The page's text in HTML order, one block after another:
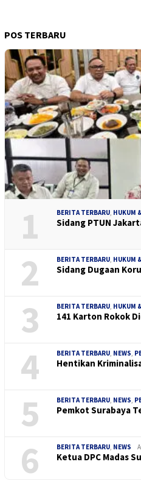
POS TERBARU
1 BERITA TERBARU, HUKUM
Sidang PTUN
2 BERITA TERBARU, HUKUM
Sidang Dugaan
3 BERITA TERBARU, HUKUM
141 Karton Rokok
4 BERITA TERBARU, NEWS,
Hentikan
5 BERITA TERBARU, NEWS,
Pemkot Surabaya
6 BERITA TERBARU, NEWS
Ketua DPC Madas